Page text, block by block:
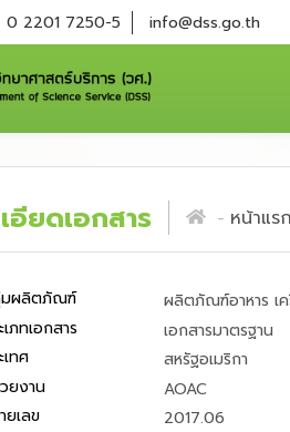
0 2201 7250-5 info@dss.go.th
อียดเอกสาร หน้าแรก
ผลิตภัณฑ์
ผลิตภัณฑ์อาหาร เ
เภทเอกสาร
เอกสารมาตรฐาน
เทศ
สหรัฐอเมริกา
ยงาน
AOAC
ยเลข
2017.06